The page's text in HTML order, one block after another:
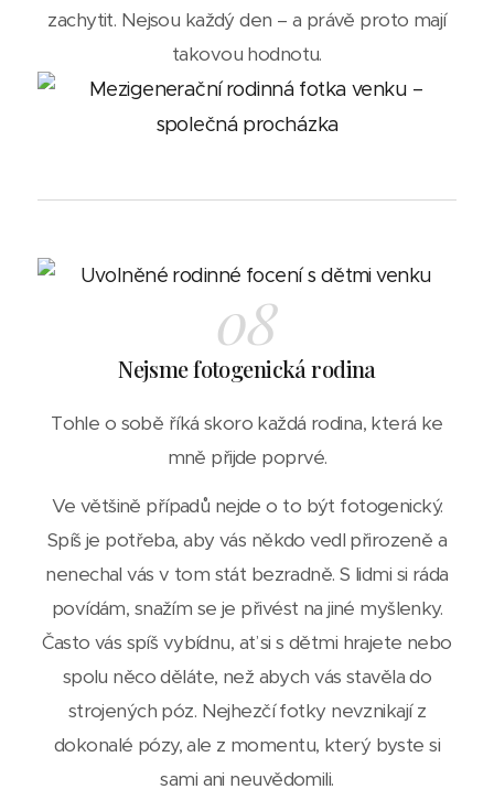
zachytit. Nejsou každý den – a právě proto mají
takovou hodnotu.
08
Nejsme fotogenická rodina
Tohle o sobě říká skoro každá rodina, která ke
mně přijde poprvé.
Ve většině případů nejde o to být fotogenický.
Spíš je potřeba, aby vás někdo vedl přirozeně a
nenechal vás v tom stát bezradně. S lidmi si ráda
povídám, snažím se je přivést na jiné myšlenky.
Často vás spíš vybídnu, ať si s dětmi hrajete nebo
spolu něco děláte, než abych vás stavěla do
strojených póz. Nejhezčí fotky nevznikají z
dokonalé pózy, ale z momentu, který byste si
sami ani neuvědomili.